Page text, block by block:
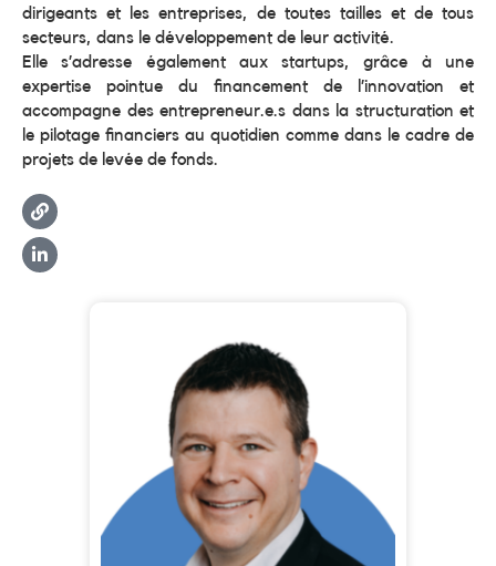
dirigeants et les entreprises, de toutes tailles et de tous
secteurs, dans le développement de leur activité.
Elle s’adresse également aux startups, grâce à une
expertise pointue du financement de l’innovation et
accompagne des entrepreneur.e.s dans la structuration et
le pilotage financiers au quotidien comme dans le cadre de
projets de levée de fonds.